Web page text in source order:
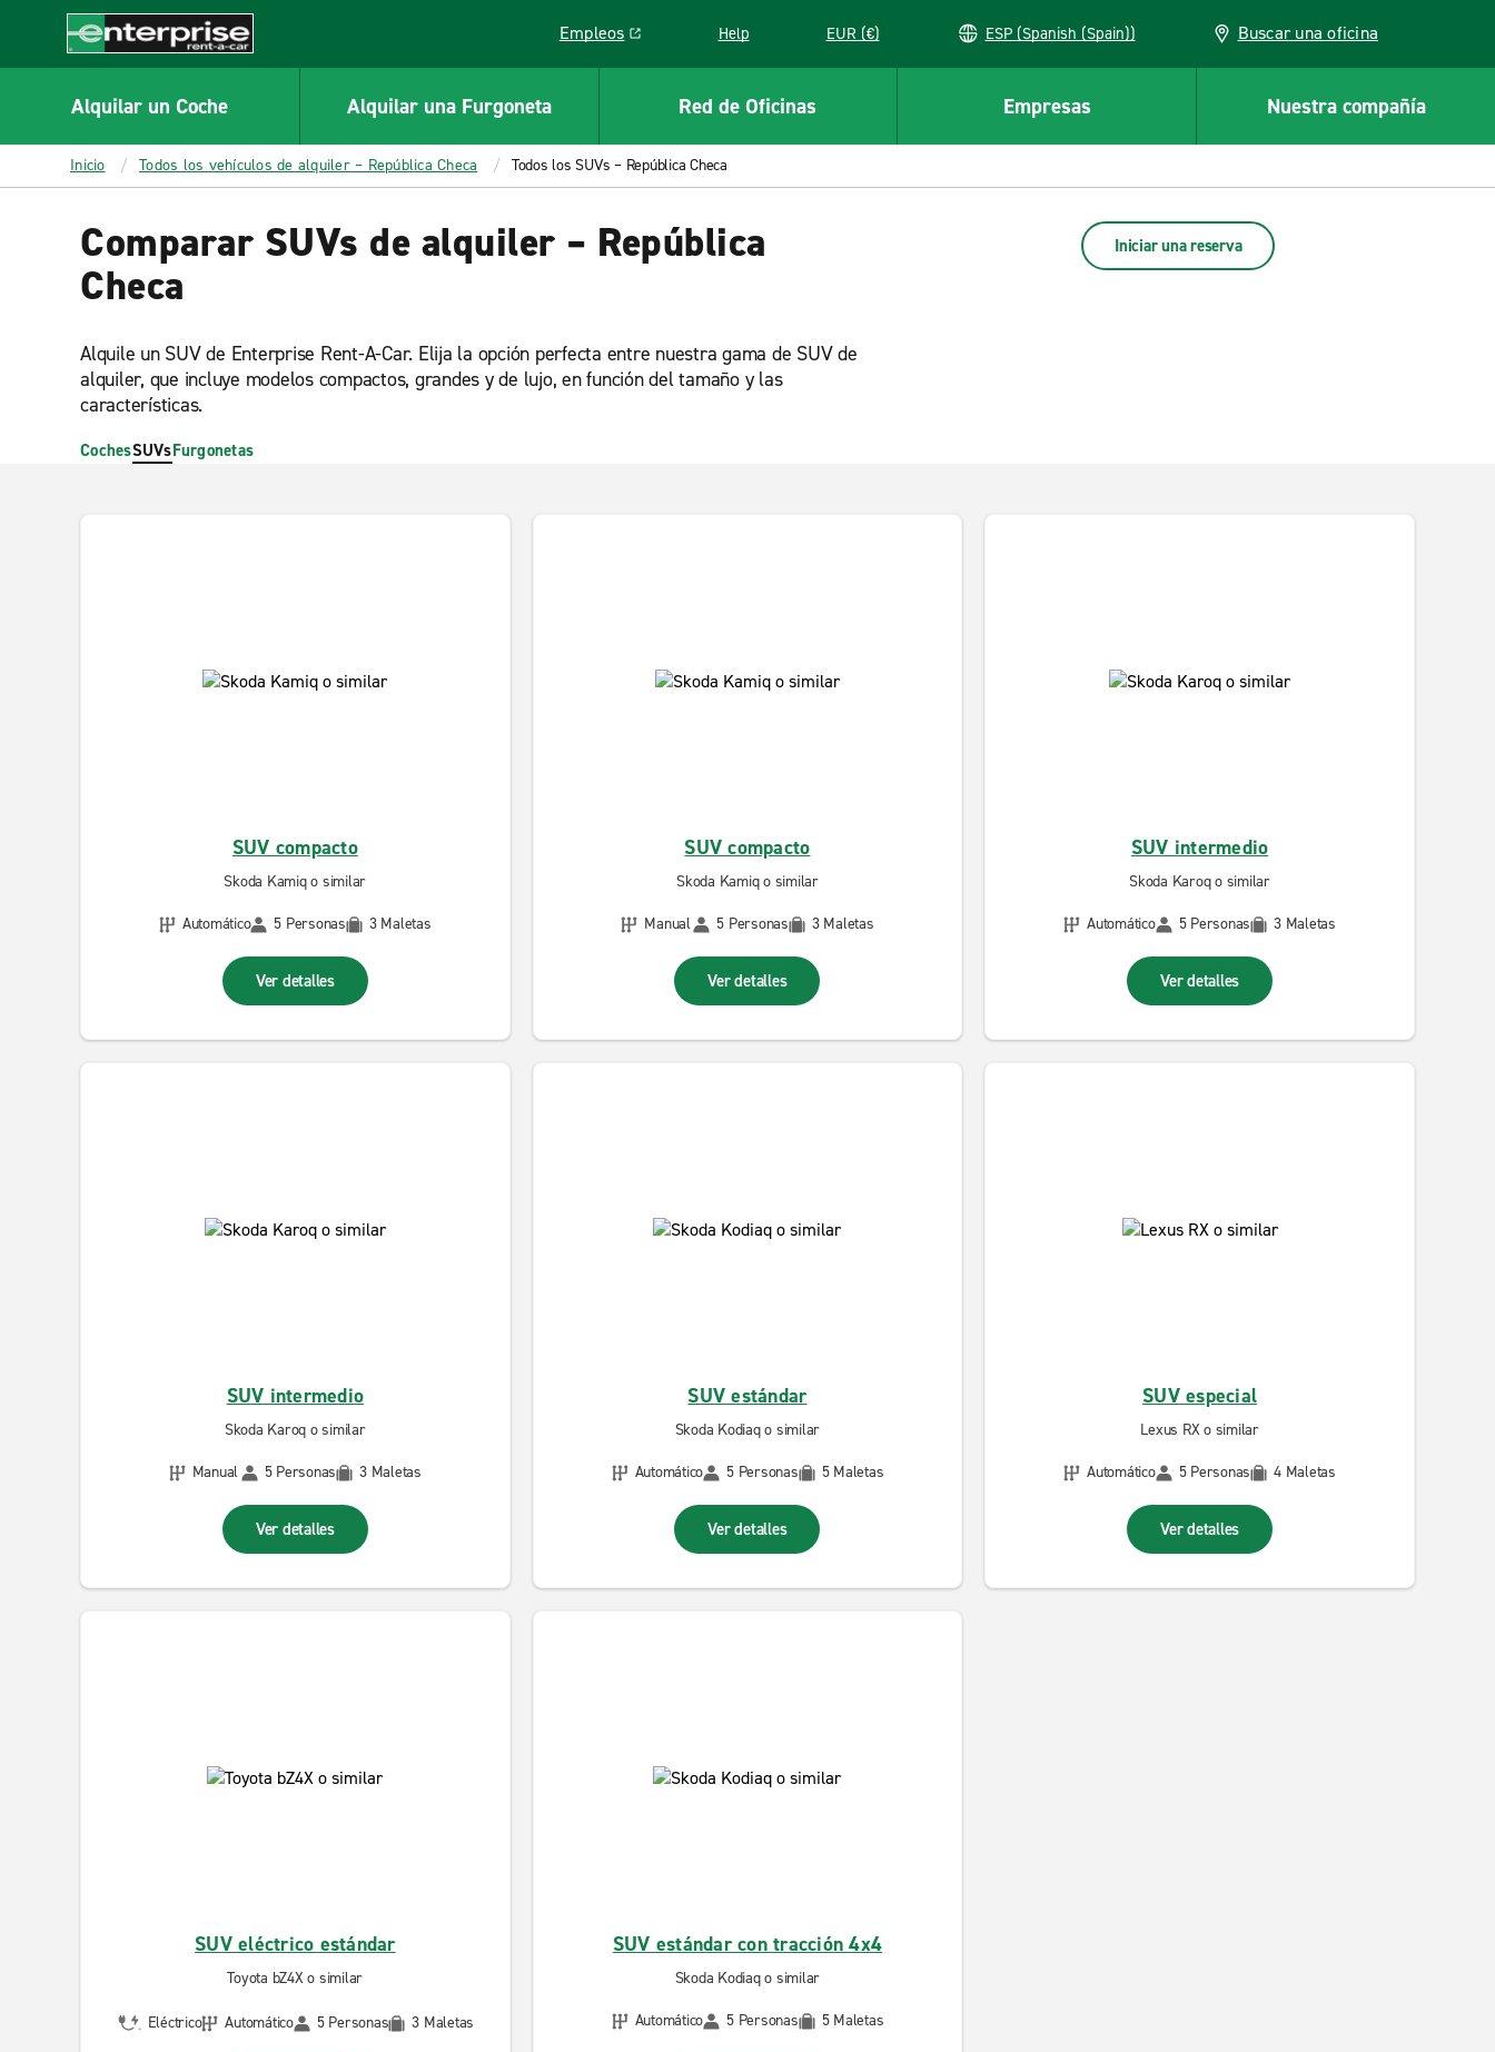
CONTENT
Enterprise
Empleos
Link opens in a new window
Help EUR (€) ESP (Spanish (Spain)) Buscar una oficina
Alquilar un Coche Alquilar una Furgoneta Red de Oficinas Empresas Nuestra compañía
Inicio Todos los vehículos de alquiler – República Checa Todos los SUVs – República Checa
Comparar SUVs de alquiler – República
Checa
Alquile un SUV de Enterprise Rent-A-Car. Elija la opción perfecta entre nuestra gama de SUV de
alquiler, que incluye modelos compactos, grandes y de lujo, en función del tamaño y las
características.
Iniciar una reserva
CochesSUVsFurgonetas
SUV compacto
Skoda Kamiq o similar
Automático
5 Personas 3 Maletas
Ver detalles
SUV compacto
Skoda Kamiq o similar
Manual
5 Personas 3 Maletas
Ver detalles
SUV intermedio
Skoda Karoq o similar
Automático
5 Personas 3 Maletas
Ver detalles
SUV intermedio
Skoda Karoq o similar
Manual
5 Personas 3 Maletas
Ver detalles
SUV estándar
Skoda Kodiaq o similar
Automático
5 Personas 5 Maletas
Ver detalles
SUV especial
Lexus RX o similar
Automático
5 Personas 4 Maletas
Ver detalles
SUV eléctrico estándar
Toyota bZ4X o similar
Eléctrico Automático 5 Personas 3 Maletas
SUV estándar con tracción 4x4
Skoda Kodiaq o similar
Automático
5 Personas 5 Maletas